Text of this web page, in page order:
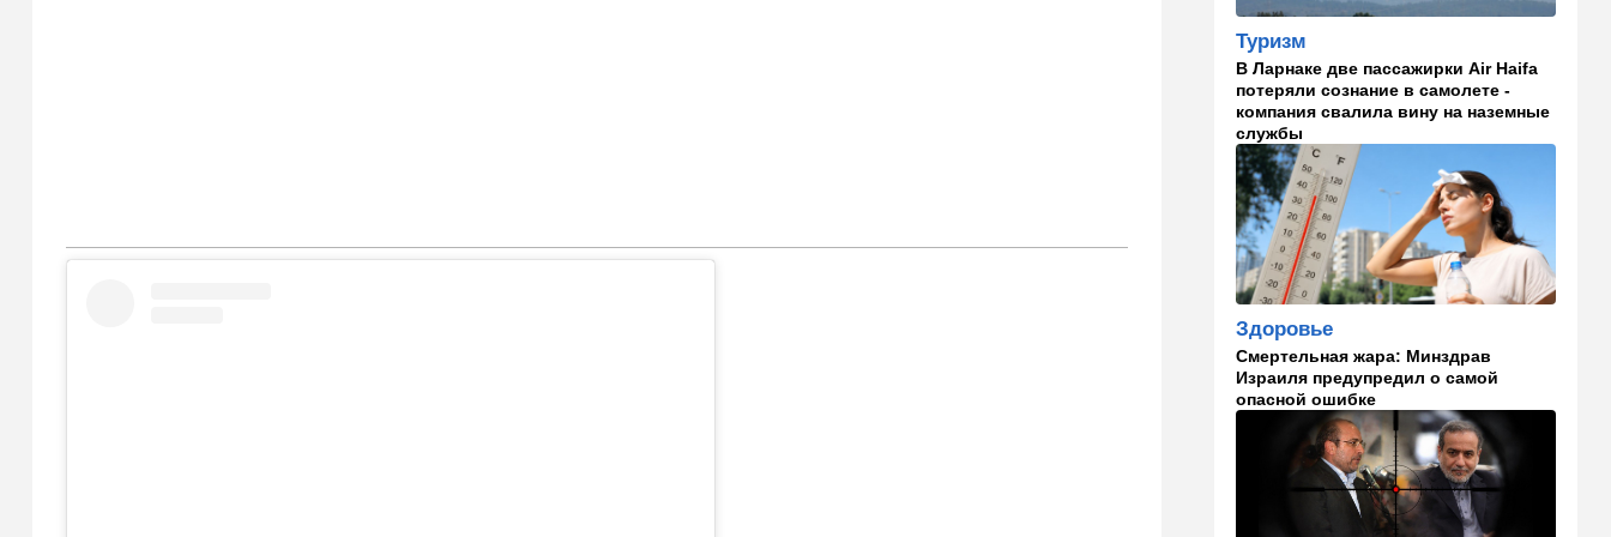
Иранский режим получил
удар по самолюбию -
публично, от женщин, из
Австралии
11:49 Общество
11 лет в бегах: в Бен-
Гурионе арестован педофил,
орудовавший в Хайфе,
Крайот и Кирьят-Шмоне
11:35 Израиль
США и Израиль могут
перейти к беспрецедентному
оборонному партнерству
11:03 Общество
Найдено сильно
разложившееся тело:
поиски 23-летнего парня
приняли трагический оборот
Туризм
В Ларнаке две пассажирки Air Haifa
потеряли сознание в самолете -
компания свалила вину на наземные
службы
Здоровье
Смертельная жара: Минздрав
Израиля предупредил о самой
опасной ошибке